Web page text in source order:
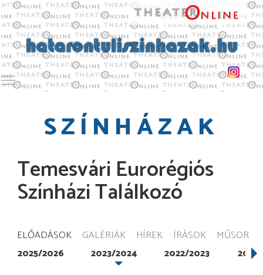
Toggle main menu visibility
SZÍNHÁZAK
Temesvári Eurorégiós
Színházi Találkozó
ELŐADÁSOK GALÉRIÁK HÍREK ÍRÁSOK MŰSOR
2025/2026 2023/2024 2022/2023